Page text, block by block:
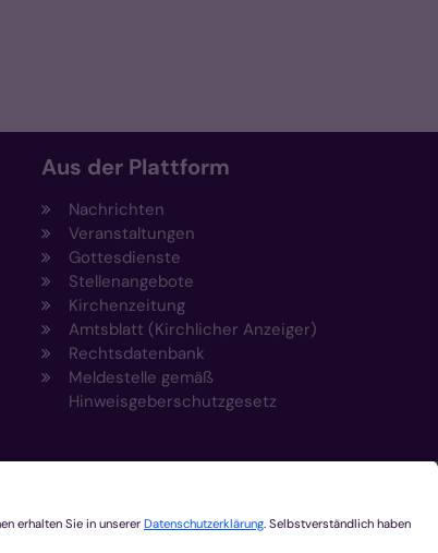
Aus der Plattform
Nachrichten
Veranstaltungen
Gottesdienste
Stellenangebote
Kirchenzeitung
Amtsblatt (Kirchlicher Anzeiger)
Rechtsdatenbank
Meldestelle gemäß
Hinweisgeberschutzgesetz